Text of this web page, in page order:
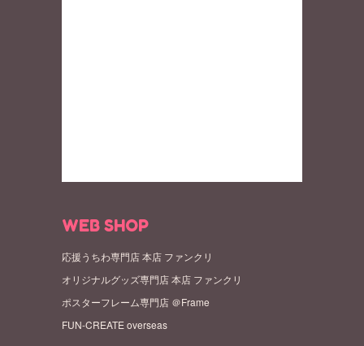
WEB SHOP
応援うちわ専門店 本店 ファンクリ
オリジナルグッズ専門店 本店 ファンクリ
ポスターフレーム専門店 ＠Frame
FUN-CREATE overseas